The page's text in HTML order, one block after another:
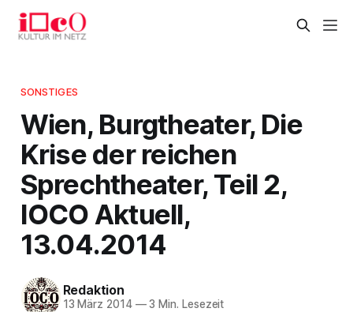
SONSTIGES
Wien, Burgtheater, Die
Krise der reichen
Sprechtheater, Teil 2,
IOCO Aktuell,
13.04.2014
Redaktion
13 März 2014 —3 Min. Lesezeit